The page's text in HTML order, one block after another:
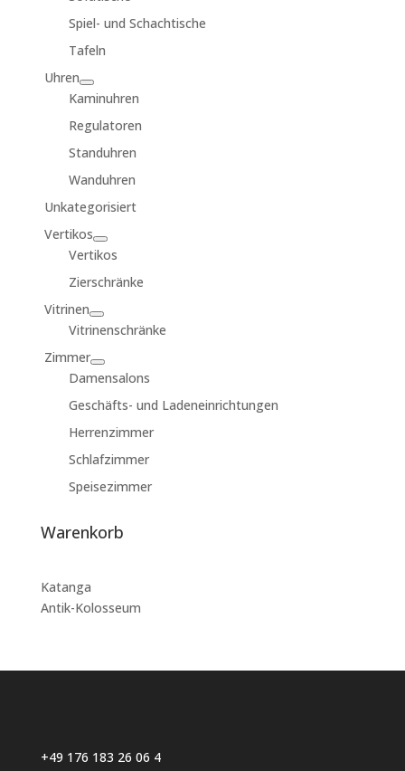
Spiel- und Schachtische
Tafeln
Uhren
Kaminuhren
Regulatoren
Standuhren
Wanduhren
Unkategorisiert
Vertikos
Vertikos
Zierschränke
Vitrinen
Vitrinenschränke
Zimmer
Damensalons
Geschäfts- und Ladeneinrichtungen
Herrenzimmer
Schlafzimmer
Speisezimmer
Warenkorb
Katanga
Antik-Kolosseum
+49 176 183 26 06 4